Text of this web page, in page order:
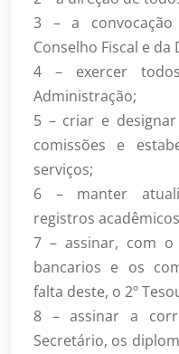
3 – a convocação
Conselho Fiscal e da
4 – exercer
Administração;
5 – criar e
comissões e
serviços;
6 – manter
registros
7 – assinar, com o
bancarios e os
falta deste, o 2º
8 – assinar a
Secretário, os